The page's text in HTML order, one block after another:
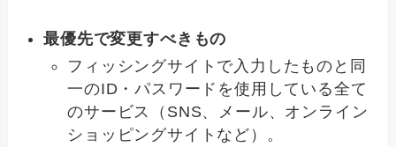
最優先で変更すべきもの
フィッシングサイトで入力したものと同
一のID・パスワードを使用している全て
のサービス（SNS、メール、オンライン
ショッピングサイトなど）。